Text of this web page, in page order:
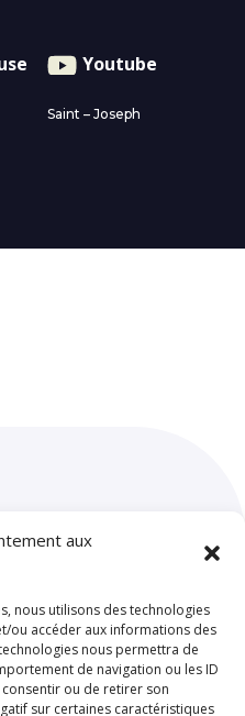
aux
nous utilisons des technologies
ou accéder aux informations des
nous permettra de
de navigation ou les ID
ou de retirer son
sur certaines caractéristiques
TOULOUSE
Youtube
Saint – Joseph